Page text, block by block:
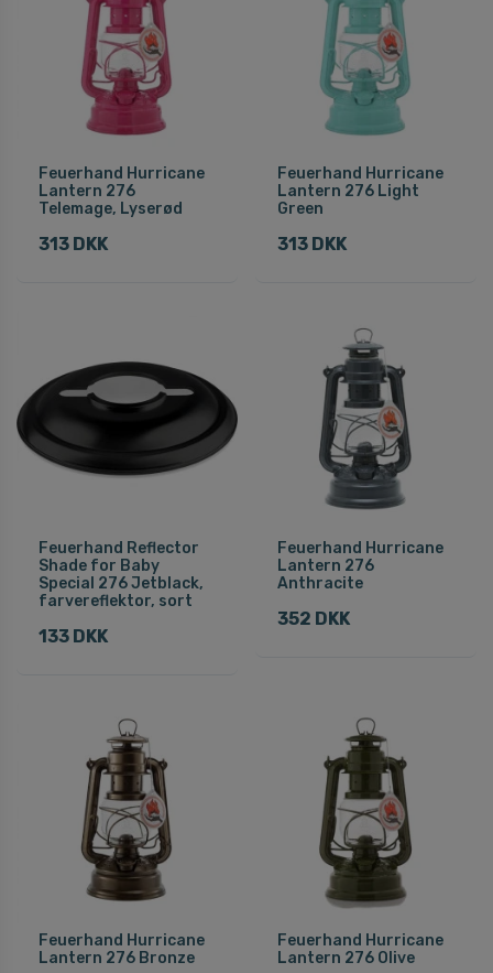
Feuerhand Hurricane
Lantern 276
Telemage, Lyserød
313 DKK
Feuerhand Hurricane
Lantern 276 Light
Green
313 DKK
Feuerhand Reflector
Shade for Baby
Special 276 Jetblack,
farvereflektor, sort
133 DKK
Feuerhand Hurricane
Lantern 276
Anthracite
352 DKK
Feuerhand Hurricane
Lantern 276 Bronze
Feuerhand Hurricane
Lantern 276 Olive